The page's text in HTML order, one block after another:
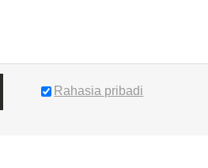
Rahasia pribadi